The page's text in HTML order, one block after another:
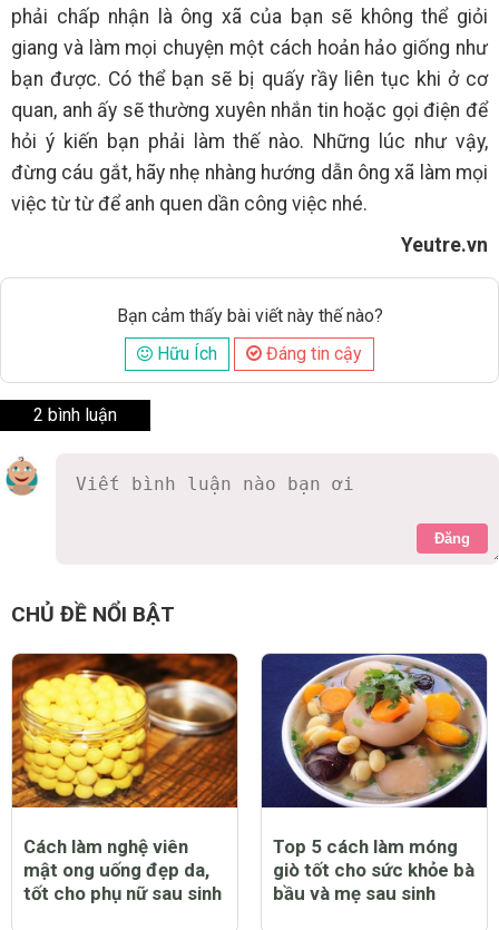
phải chấp nhận là ông xã của bạn sẽ không thể giỏi
giang và làm mọi chuyện một cách hoản hảo giống như
bạn được. Có thể bạn sẽ bị quấy rầy liên tục khi ở cơ
quan, anh ấy sẽ thường xuyên nhắn tin hoặc gọi điện để
hỏi ý kiến bạn phải làm thế nào. Những lúc như vậy,
đừng cáu gắt, hãy nhẹ nhàng hướng dẫn ông xã làm mọi
việc từ từ để anh quen dần công việc nhé.
Yeutre.vn
Bạn cảm thấy bài viết này thế nào?
Hữu Ích
Đáng tin cậy
2 bình luận
Đăng
Khúc Thụy Du
Đàn ông mà nhà trông con không an tâm đâu!
0 Thích Trả lời Báo cáo vi phạm
Mẹ Coca 9 năm
Mình hồi trước gửi con cho nhà bác bên cạnh cũng
ốm suốt tiêu chảy nữa xót lắm. Nên sau phải nhờ bà
ngoại vào trông cho mới an tâm.